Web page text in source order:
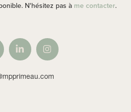
N'hésitez pas à me contacter.